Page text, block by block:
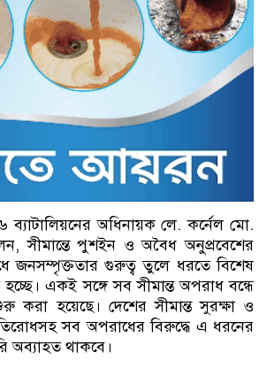
৬ ব্যাটালিয়নের অধিনায়ক লে. কর্নেল মো.
সীমান্তে পুশইন ও অবৈধ অনুপ্রবেশের
জনসম্পৃক্ততার গুরুত্ব তুলে ধরতে বিশেষ
একই সঙ্গে সব সীমান্ত অপরাধ বন্ধে
করা হয়েছে। দেশের সীমান্ত সুরক্ষা ও
সব অপরাধের বিরুদ্ধে এ ধরনের
অব্যাহত থাকবে।